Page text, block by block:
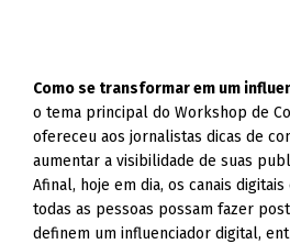
Como se transformar em um
o tema principal do Workshop de
ofereceu aos jornalistas dicas de
aumentar a visibilidade de suas
Afinal, hoje em dia, os canais
todas as pessoas possam fazer
definem um influenciador digital,